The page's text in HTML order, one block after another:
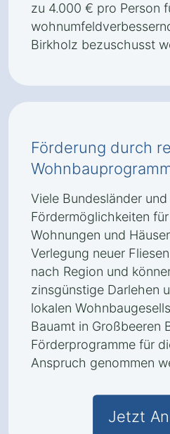
zu 4.000 € pro Person
Birkholz bezuschusst
Förderung durch
Viele Bundesländer
Fördermöglichkeiten
Wohnungen und
Verlegung neuer
nach Region und
zinsgünstige Darlehen
lokalen
Bauamt in Großbeeren
Förderprogramme für
Anspruch genommen
Jetzt